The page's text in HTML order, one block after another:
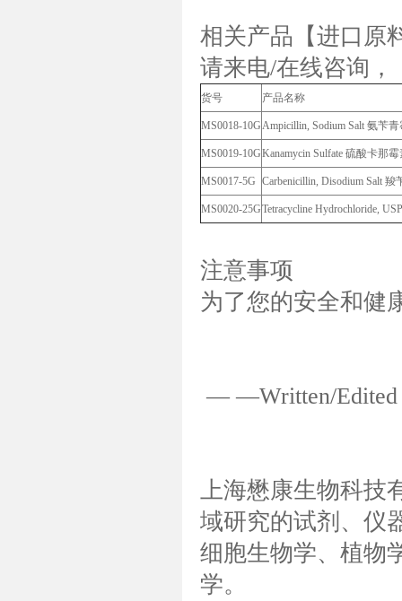
相关产品【进口原
请来电/在线咨询，
货号 产品名称
MS0018-10GAmpicillin, Sodium Salt 氨苄
MS0019-10GKanamycin Sulfate 硫酸卡那霉
MS0017-5G Carbenicillin, Disodium Salt
MS0020-25GTetracycline Hydrochloride,
注意事项
为了您的安全和健
— —Written/Edited
上海懋康生物科技
域研究的试剂、仪
细胞生物学、植物
学。